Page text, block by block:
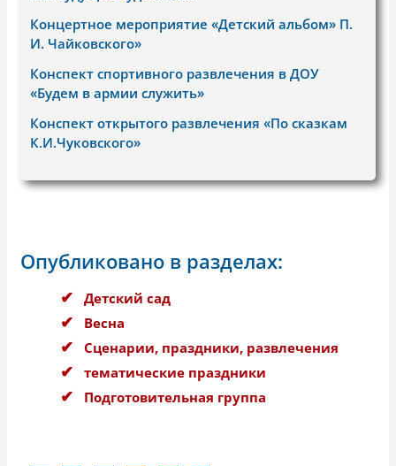
Концертное мероприятие «Детский альбом» П.
И. Чайковского»
Конспект спортивного развлечения в ДОУ
«Будем в армии служить»
Конспект открытого развлечения «По сказкам
К.И.Чуковского»
Опубликовано в разделах:
Детский сад
Весна
Сценарии, праздники, развлечения
тематические праздники
Подготовительная группа